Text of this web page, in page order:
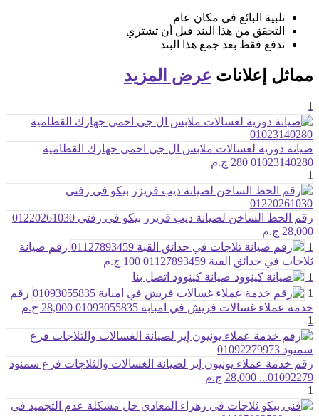
تلبية البائع في مكان عام
التحقق من هذا البند قبل أن تشتري
تدفع فقط بعد جمع هذا البند
مماثل إعلانات عرض المزيد
1
صيانة دورية لغسالات ملابس ال جي احمي جهازك القطامية
01023140280 280 ج.م
1
رقم الخط الساخن لصيانة ديب فريزر بيكو في زفتي 01220261030
28,000 ج.م
1
رقم صيانة
ثلاجات في حدائق القبة 01127893459
100 ج.م
1
صيانة كينوود اتصل بنا
1
رقم
خدمة عملاء غسالات فريش في امبابة 01093055835
28,000 ج.م
1
رقم خدمة عملاء يونيون إير لصيانة الغسالات والثلاجات فرع سمنود
01092279...
28,000 ج.م
1